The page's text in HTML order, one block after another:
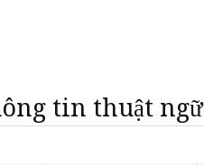
tin thuật ngữ